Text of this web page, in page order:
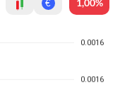
€ 1,00%